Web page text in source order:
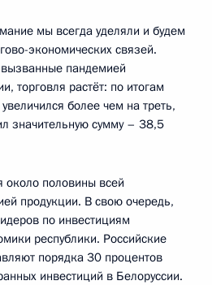
мы всегда уделяли и будем
экономических связей.
пандемией
торговля растёт: по итогам
более чем на треть,
значительную сумму – 38,5
около половины всей
продукции. В свою очередь,
по инвестициям
республики. Российские
порядка 30 процентов
инвестиций в Белоруссии.